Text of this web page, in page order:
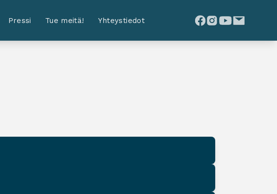
Pressi Tue meitä! Yhteystiedot